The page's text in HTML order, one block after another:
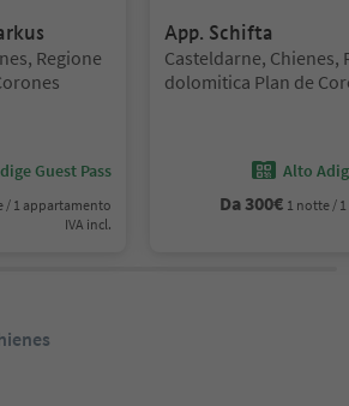
Regione
Guest Pass
/ 1 appartamento
IVA incl.
App. Schifta
Posizione:
Casteldarne, Chienes,
dolomitica Plan de
Alto
Da300€ 1 notte /